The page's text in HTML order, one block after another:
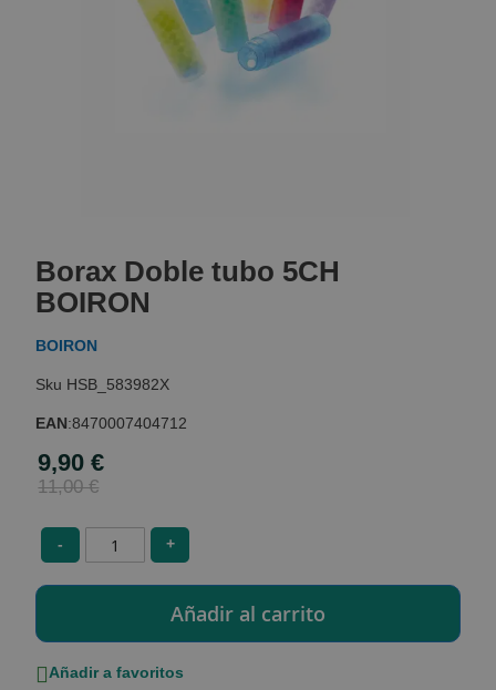
the
beginning
of
the
gallery
Borax Doble tubo 5CH
BOIRON
BOIRON
HSB_583982X
EAN:8470007404712
Special
Price
9,90 €
11,00 €
- +
Añadir a favoritos